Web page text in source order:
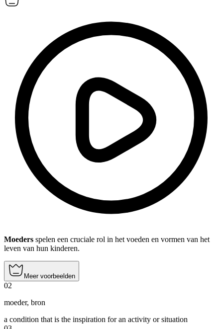
Moeders spelen een cruciale rol in het voeden en vormen van het
leven van hun kinderen.
Meer voorbeelden
02
moeder, bron
a condition that is the inspiration for an activity or situation